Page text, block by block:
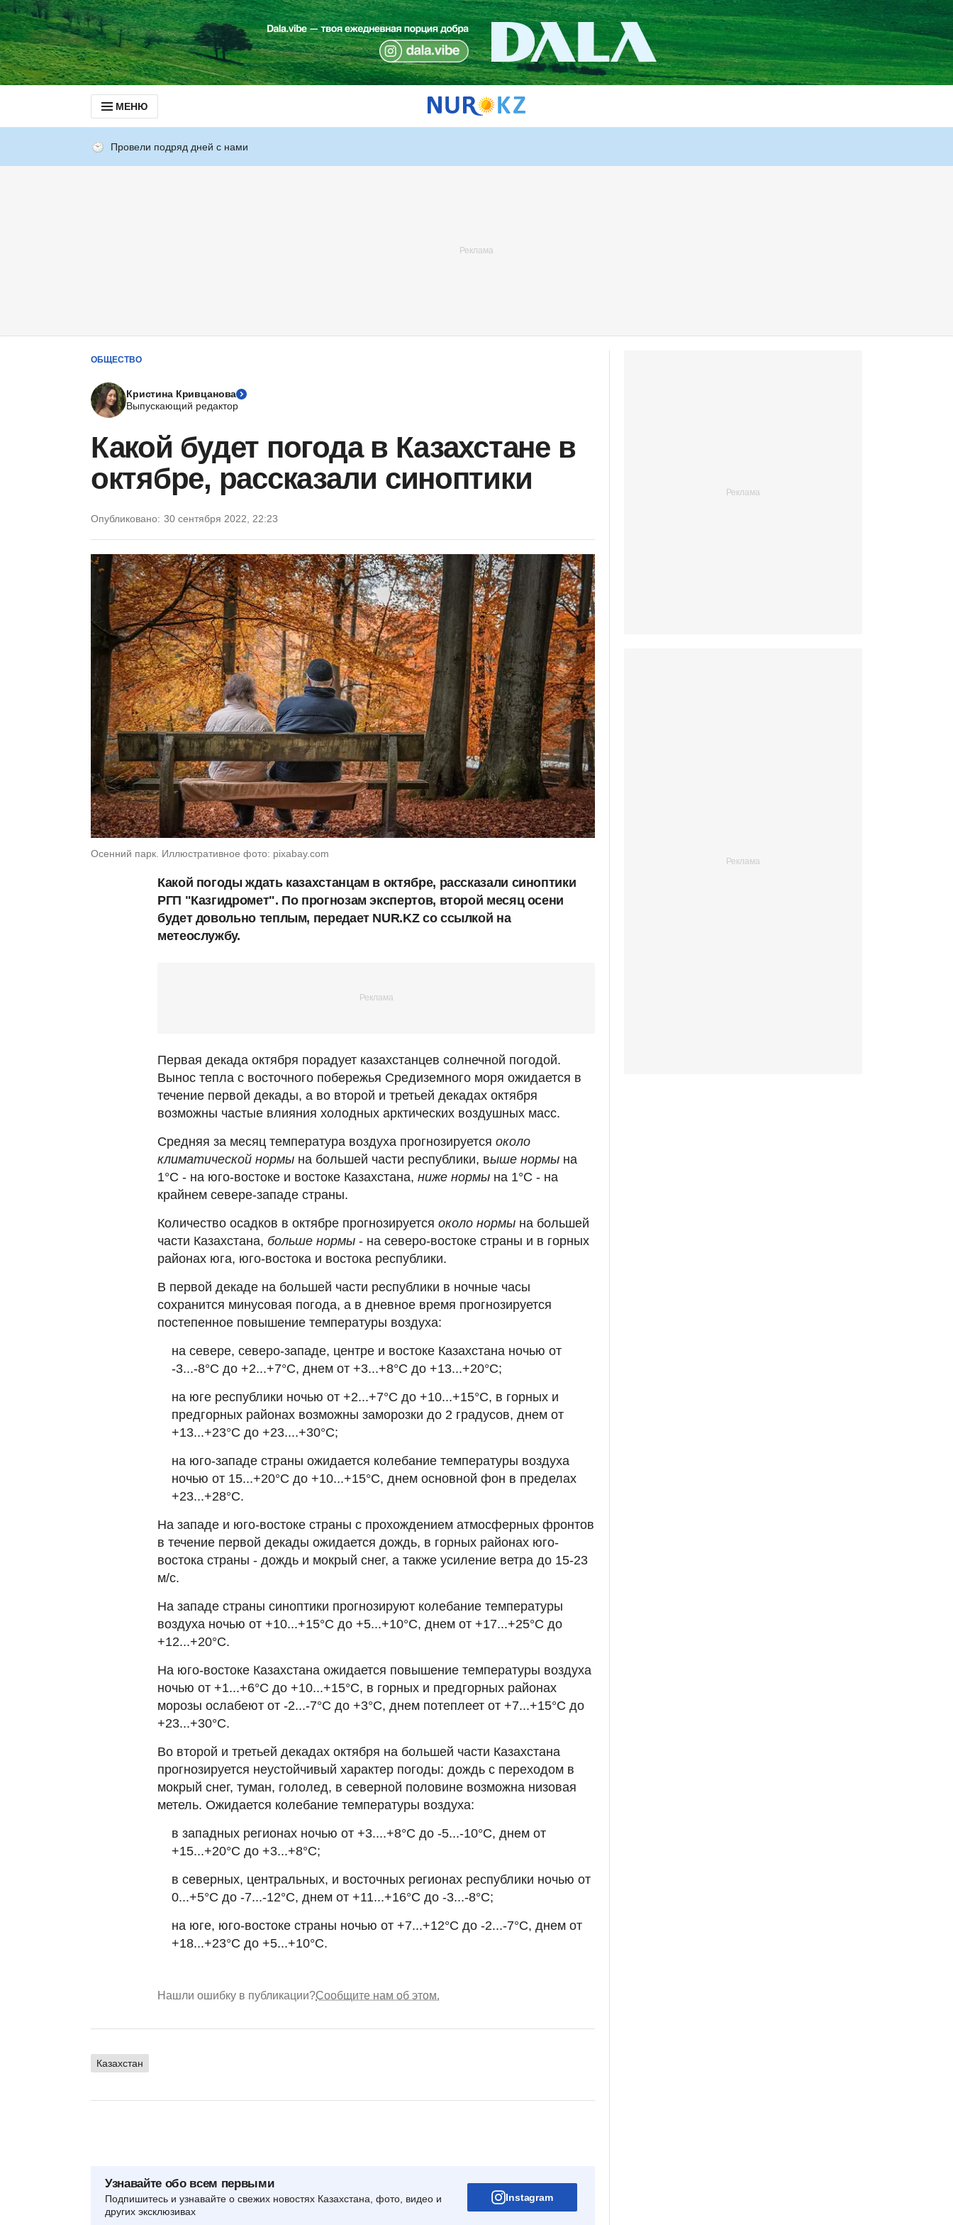
МЕНЮ
Провели подряд дней с нами
ОБЩЕСТВО
Кристина Кривцанова
Выпускающий редактор
Какой будет погода в Казахстане в
октябре, рассказали синоптики
Опубликовано: 30 сентября 2022, 22:23
Осенний парк. Иллюстративное фото: pixabay.com
Какой погоды ждать казахстанцам в октябре, рассказали синоптики
РГП "Казгидромет". По прогнозам экспертов, второй месяц осени
будет довольно теплым, передает NUR.KZ со ссылкой на
метеослужбу.
Первая декада октября порадует казахстанцев солнечной погодой.
Вынос тепла с восточного побережья Средиземного моря ожидается в
течение первой декады, а во второй и третьей декадах октября
возможны частые влияния холодных арктических воздушных масс.
Средняя за месяц температура воздуха прогнозируется около
климатической нормы на большей части республики, выше нормы на
1°С - на юго-востоке и востоке Казахстана, ниже нормы на 1°С - на
крайнем севере-западе страны.
Количество осадков в октябре прогнозируется около нормы на большей
части Казахстана, больше нормы - на северо-востоке страны и в горных
районах юга, юго-востока и востока республики.
В первой декаде на большей части республики в ночные часы
сохранится минусовая погода, а в дневное время прогнозируется
постепенное повышение температуры воздуха:
на севере, северо-западе, центре и востоке Казахстана ночью от
-3...-8°С до +2...+7°С, днем от +3...+8°С до +13...+20°С;
на юге республики ночью от +2...+7°С до +10...+15°С, в горных и
предгорных районах возможны заморозки до 2 градусов, днем от
+13...+23°С до +23....+30°С;
на юго-западе страны ожидается колебание температуры воздуха
ночью от 15...+20°С до +10...+15°С, днем основной фон в пределах
+23...+28°С.
На западе и юго-востоке страны с прохождением атмосферных фронтов
в течение первой декады ожидается дождь, в горных районах юго-
востока страны - дождь и мокрый снег, а также усиление ветра до 15-23
м/с.
На западе страны синоптики прогнозируют колебание температуры
воздуха ночью от +10...+15°С до +5...+10°С, днем от +17...+25°С до
+12...+20°С.
На юго-востоке Казахстана ожидается повышение температуры воздуха
ночью от +1...+6°С до +10...+15°С, в горных и предгорных районах
морозы ослабеют от -2...-7°С до +3°С, днем потеплеет от +7...+15°С до
+23...+30°С.
Во второй и третьей декадах октября на большей части Казахстана
прогнозируется неустойчивый характер погоды: дождь с переходом в
мокрый снег, туман, гололед, в северной половине возможна низовая
метель. Ожидается колебание температуры воздуха:
в западных регионах ночью от +3....+8°С до -5...-10°С, днем от
+15...+20°С до +3...+8°С;
в северных, центральных, и восточных регионах республики ночью от
0...+5°С до -7...-12°С, днем от +11...+16°С до -3...-8°С;
на юге, юго-востоке страны ночью от +7...+12°С до -2...-7°С, днем от
+18...+23°С до +5...+10°С.
Нашли ошибку в публикации?Сообщите нам об этом.
Казахстан
Узнавайте обо всем первыми
Подпишитесь и узнавайте о свежих новостях Казахстана, фото, видео и
других эксклюзивах
Instagram